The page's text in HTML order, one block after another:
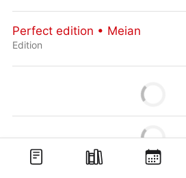
Perfect edition • Meian
Edition